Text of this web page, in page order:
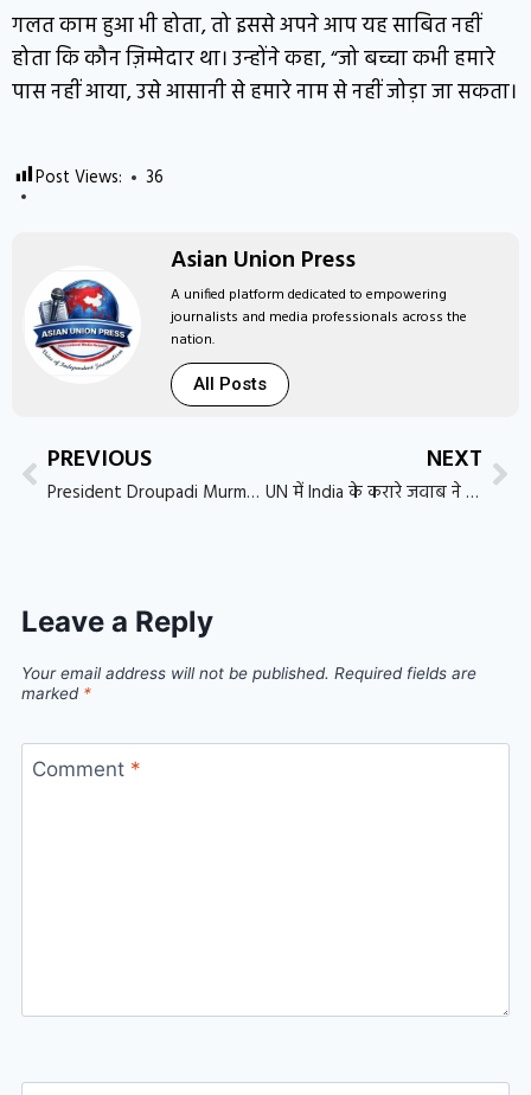
गलत काम हुआ भी होता, तो इससे अपने आप यह साबित नहीं
होता कि कौन ज़िम्मेदार था। उन्होंने कहा, “जो बच्चा कभी हमारे
पास नहीं आया, उसे आसानी से हमारे नाम से नहीं जोड़ा जा सकता।
Post Views: 36
Asian Union Press
A unified platform dedicated to empowering
journalists and media professionals across the
nation.
All Posts
PREVIOUS
President Droupadi Murmu ने Pakistan Border के पास Prachand Helicopter में उड़ान भर कर दुश्मन को दिया सख्त संदेश
NEXT
UN में India के करारे जवाब ने Pakistan और उसके तोते OIC को दिखाया आईना, बगलें झाँकने लगा Islamabad
Leave a Reply
Your email address will not be published. Required fields are
marked *
Comment *